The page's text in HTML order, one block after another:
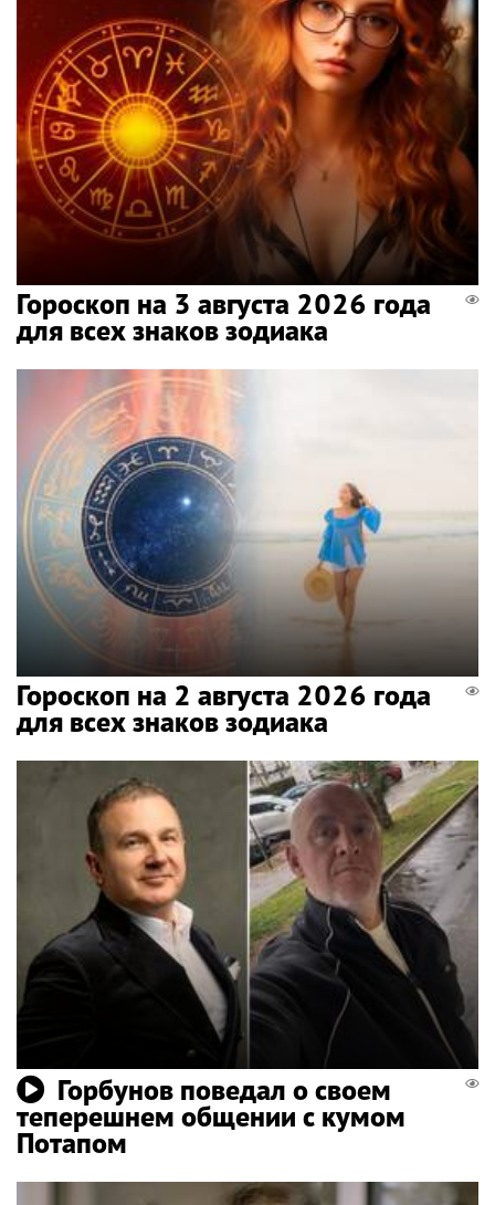
Гороскоп на 3 августа 2026 года
для всех знаков зодиака
Гороскоп на 2 августа 2026 года
для всех знаков зодиака
Горбунов поведал о своем
теперешнем общении с кумом
Потапом